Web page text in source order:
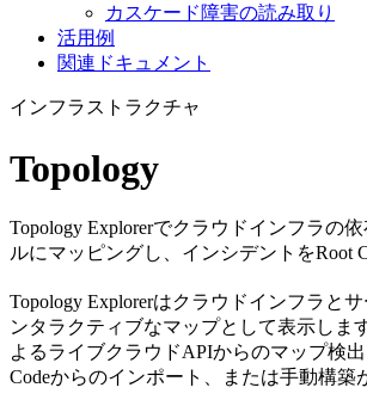
カスケード障害の読み取り
活用例
関連ドキュメント
インフラストラクチャ
Topology
Topology Explorerでクラウドインフラの
ルにマッピングし、インシデントをRoot
Topology Explorerはクラウドインフラと
ンタラクティブなマップとして表示しま
よるライブクラウドAPIからのマップ検出
Codeからのインポート、または手動構築